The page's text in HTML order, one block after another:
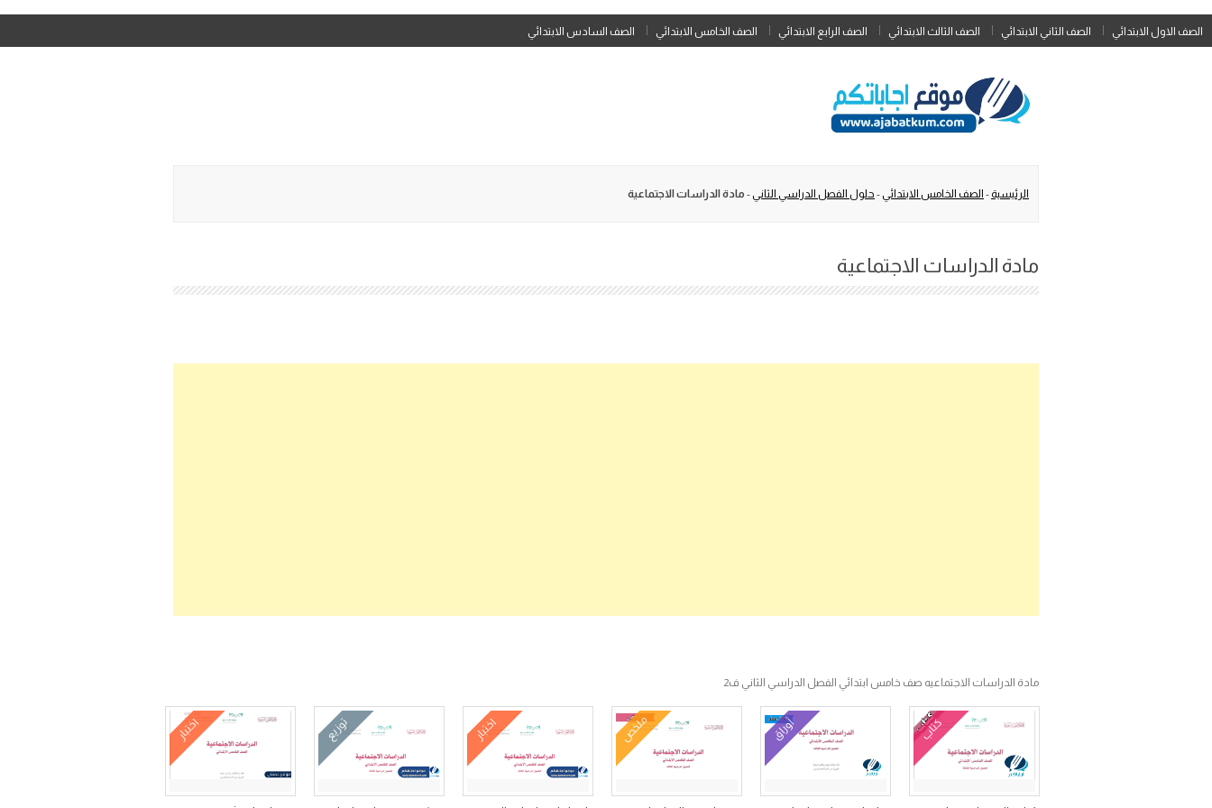
Skip
to
الصف الاول الابتدائي الصف الثاني الابتدائي الصف الثالث الابتدائي الصف الرابع الابتدائي الصف الخامس الابتدائي الصف السادس الابتدائي
الرئيسية - الصف الخامس الابتدائي - حلول الفصل الدراسي الثاني - مادة الدراسات الاجتماعية
مادة الدراسات الاجتماعية
مادة الدراسات الاجتماعيه صف خامس ابتدائي الفصل الدراسي الثاني ف2
كتاب أوراق ملخص اختبار توزيع اختبار